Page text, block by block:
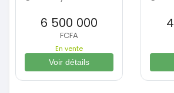
6 500 000
FCFA
En vente
Voir détails